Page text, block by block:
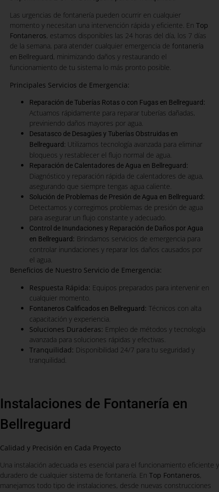
Las urgencias de fontanería pueden ocurrir en cualquier
momento y necesitan una intervención rápida y eficiente. En Top
Fontaneros, estamos disponibles las 24 horas del día, los 7 días
de la semana, para atender cualquier emergencia de fontanería
en Bellreguard, minimizando daños y restaurando el
funcionamiento de tu sistema lo más pronto posible.
Principales Servicios de Emergencia:
Reparación de Tuberías Rotas o con Fugas en Bellreguard:
Actuamos rápidamente para reparar tuberías dañadas,
previniendo daños mayores por agua.
Desatasco de Desagües y Tuberías Obstruidas en
Bellreguard: Utilizamos tecnología avanzada para eliminar
bloqueos y restablecer el flujo normal de agua.
Reparación de Calentadores de Agua en Bellreguard:
Diagnóstico y reparación rápida de calentadores de agua,
asegurando que siempre tengas agua caliente.
Solución de Problemas de Presión de Agua en Bellreguard:
Detectamos y corregimos problemas de presión de agua
para asegurar un flujo constante y adecuado.
Control de Inundaciones y Reparación de Daños por Agua
en Bellreguard: Brindamos servicios de emergencia para
controlar inundaciones y reparar los daños causados por
el agua.
Beneficios de Nuestro Servicio de Emergencia:
Respuesta Rápida: Equipos preparados para intervenir en
cualquier momento.
Fontaneros Calificados en Bellreguard: Técnicos con alta
capacitación y experiencia.
Soluciones Duraderas: Empleo de métodos y tecnología
avanzada para soluciones rápidas y efectivas.
Tranquilidad: Disponibilidad 24/7 para tu seguridad y
tranquilidad.
Instalaciones de Fontanería en
Bellreguard
Calidad y Precisión en Cada Proyecto
Una instalación adecuada es esencial para el funcionamiento eficiente y
duradero de cualquier sistema de fontanería. En Top Fontaneros,
manejamos todo tipo de instalaciones, desde nuevas construcciones